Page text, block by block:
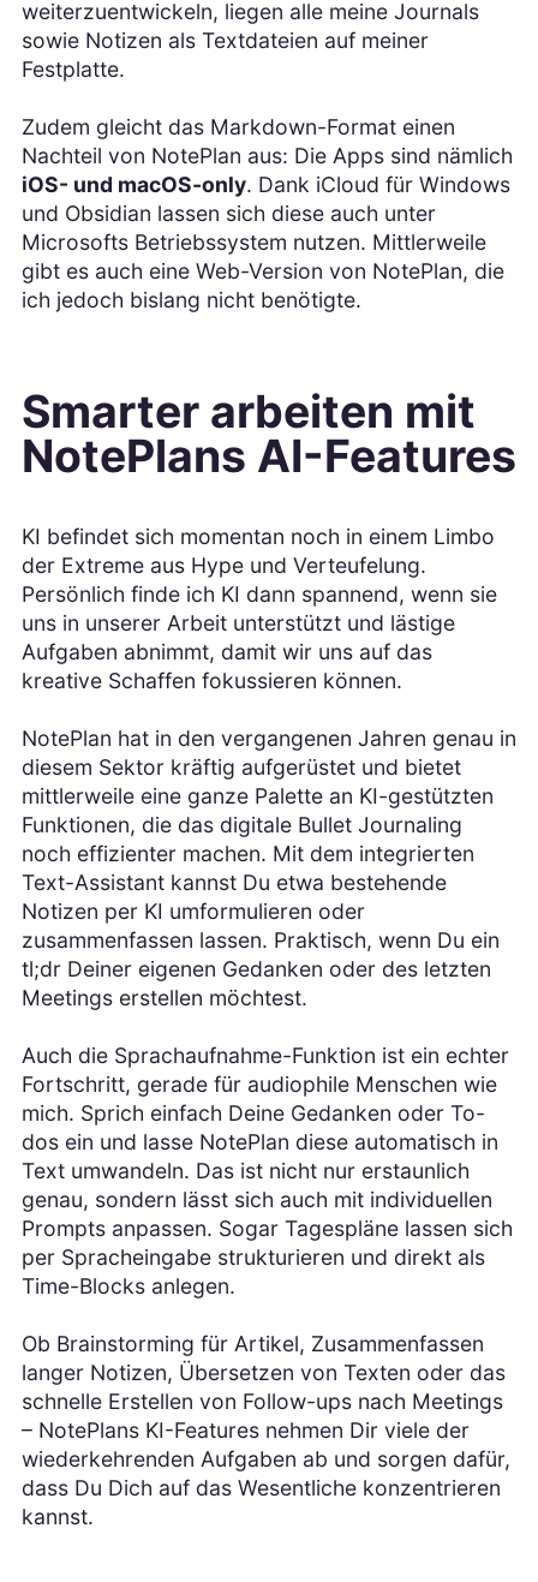
weiterzuentwickeln, liegen alle meine Journals
sowie Notizen als Textdateien auf meiner
Festplatte.
Zudem gleicht das Markdown-Format einen
Nachteil von NotePlan aus: Die Apps sind nämlich
iOS- und macOS-only. Dank iCloud für Windows
und Obsidian lassen sich diese auch unter
Microsofts Betriebssystem nutzen. Mittlerweile
gibt es auch eine Web-Version von NotePlan, die
ich jedoch bislang nicht benötigte.
Smarter arbeiten mit
NotePlans AI-Features
KI befindet sich momentan noch in einem Limbo
der Extreme aus Hype und Verteufelung.
Persönlich finde ich KI dann spannend, wenn sie
uns in unserer Arbeit unterstützt und lästige
Aufgaben abnimmt, damit wir uns auf das
kreative Schaffen fokussieren können.
NotePlan hat in den vergangenen Jahren genau in
diesem Sektor kräftig aufgerüstet und bietet
mittlerweile eine ganze Palette an KI-gestützten
Funktionen, die das digitale Bullet Journaling
noch effizienter machen. Mit dem integrierten
Text-Assistant kannst Du etwa bestehende
Notizen per KI umformulieren oder
zusammenfassen lassen. Praktisch, wenn Du ein
tl;dr Deiner eigenen Gedanken oder des letzten
Meetings erstellen möchtest.
Auch die Sprachaufnahme-Funktion ist ein echter
Fortschritt, gerade für audiophile Menschen wie
mich. Sprich einfach Deine Gedanken oder To-
dos ein und lasse NotePlan diese automatisch in
Text umwandeln. Das ist nicht nur erstaunlich
genau, sondern lässt sich auch mit individuellen
Prompts anpassen. Sogar Tagespläne lassen sich
per Spracheingabe strukturieren und direkt als
Time-Blocks anlegen.
Ob Brainstorming für Artikel, Zusammenfassen
langer Notizen, Übersetzen von Texten oder das
schnelle Erstellen von Follow-ups nach Meetings
– NotePlans KI-Features nehmen Dir viele der
wiederkehrenden Aufgaben ab und sorgen dafür,
dass Du Dich auf das Wesentliche konzentrieren
kannst.